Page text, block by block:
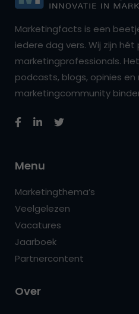
Marketingfacts is een
iedere dag vers. Wij zijn
marketingprofessionals.
podcasts, blogs, opinies
marketingcommunity
Menu
Marketingthema’s
Veelgelezen
Vacatures
Jaarboek
Partnercontent
Over